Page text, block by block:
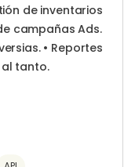
de inventarios
campañas Ads.
• Reportes
tanto.